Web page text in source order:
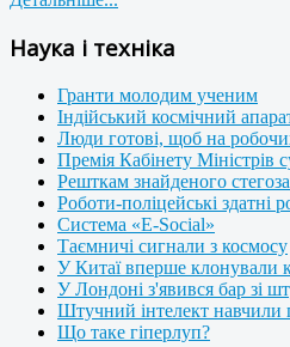
Наука і техніка
Гранти молодим ученим
Індійський космічний
Люди готові, щоб на
Премія Кабінету Міністрів
Решткам знайденого
Роботи-поліцейські здатні
Система «E-Social»
Таємничі сигнали з космосу
У Китаї вперше клонували
У Лондоні з'явився бар зі
Штучний інтелект навчили
Що таке гіперлуп?